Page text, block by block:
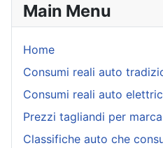
Main Menu
Home
Consumi reali auto
Consumi reali auto
Prezzi tagliandi per marca
Classifiche auto che